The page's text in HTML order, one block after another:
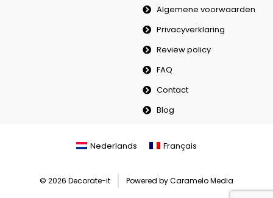
Algemene voorwaarden
Privacyverklaring
Review policy
FAQ
Contact
Blog
Nederlands Français
© 2026 Decorate-it Powered by Caramelo Media